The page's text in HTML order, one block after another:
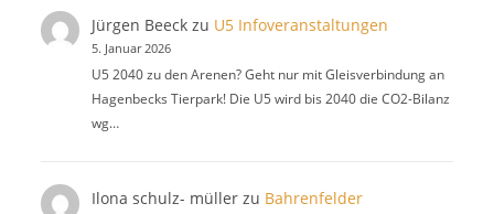
Jürgen Beeckzu U5 Infoveranstaltungen
5. Januar 2026
U5 2040 zu den Arenen? Geht nur mit Gleisverbindung an
Hagenbecks Tierpark! Die U5 wird bis 2040 die CO2-Bilanz
wg…
Ilona schulz- müllerzu Bahrenfelder